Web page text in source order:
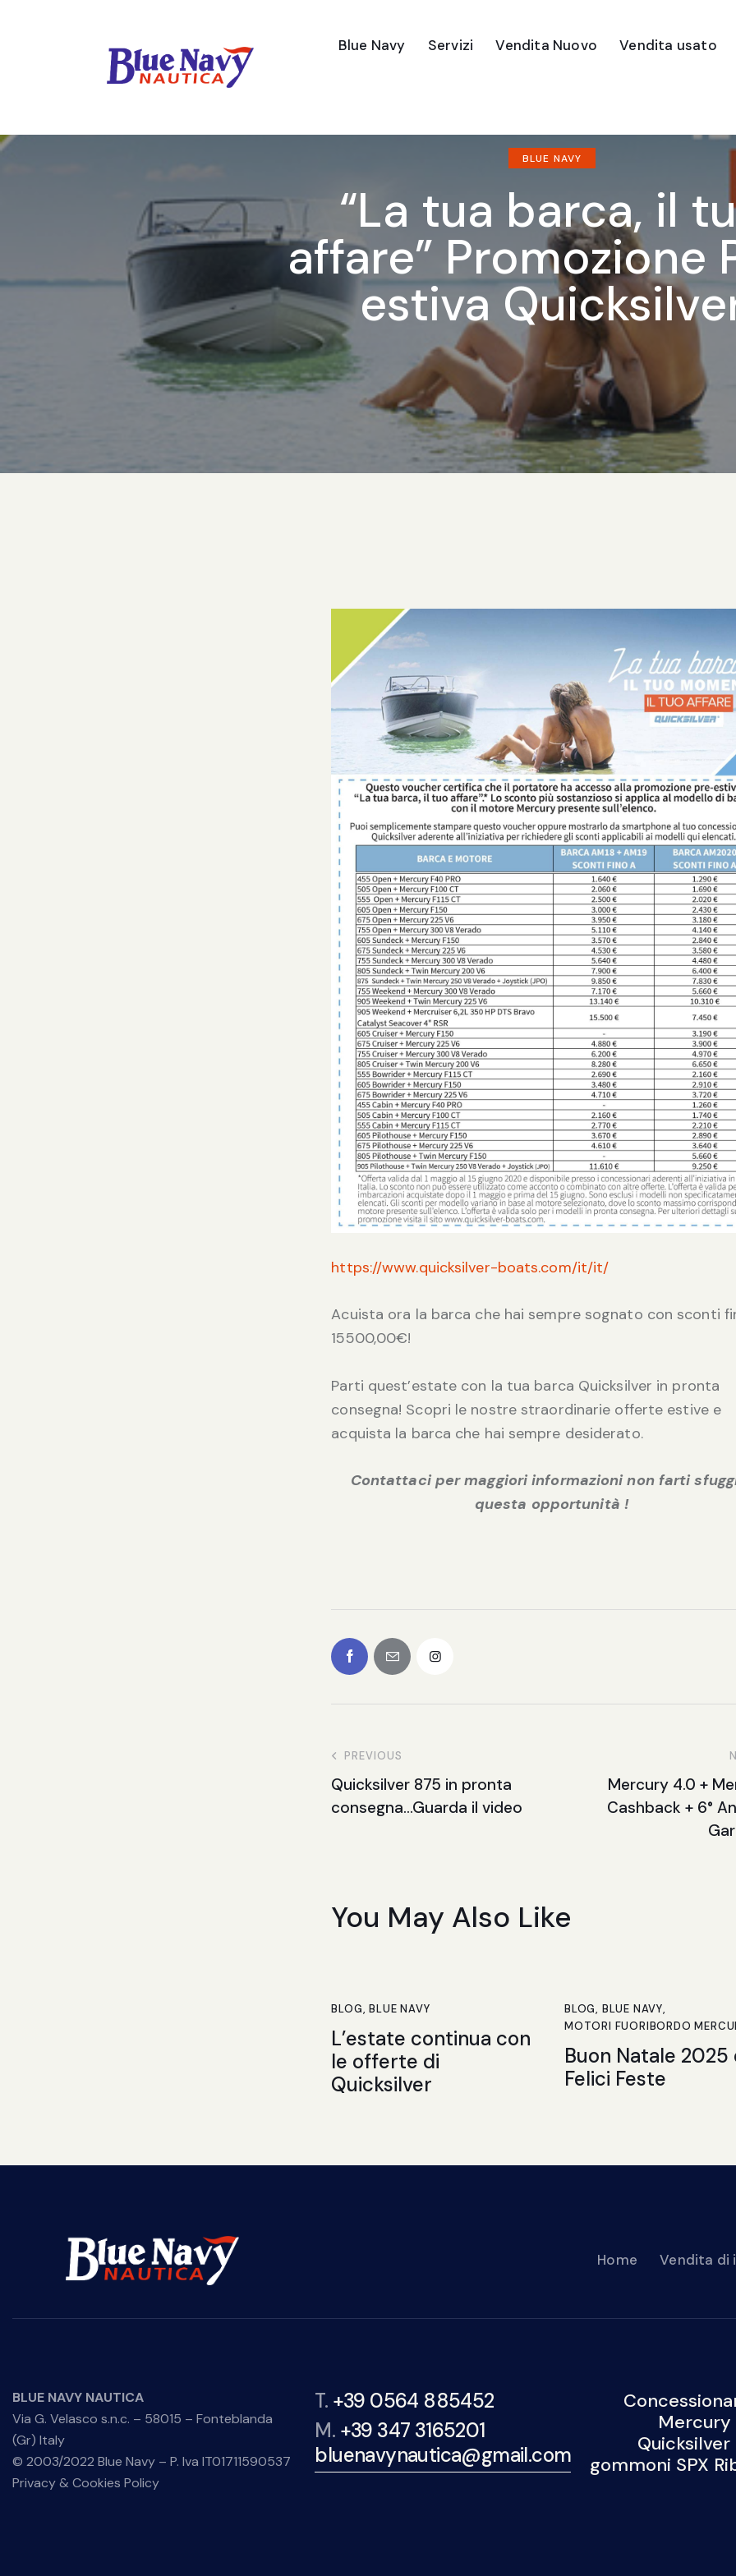
Blue Navy Servizi Vendita Nuovo Vendita usato
BLUE NAVY
“La tua barca, il
affare” Promozione
estiva
https://www.quicksilver-boats.com/it/it/
Acuista ora la barca che hai sempre sognato con sconti
15500,00€!
Parti quest’estate con la tua barca Quicksilver in pronta
consegna! Scopri le nostre straordinarie offerte estive e
acquista la barca che hai sempre desiderato.
Contattaci per maggiori informazioni non farti
questa opportunità !
PREVIOUS
Quicksilver 875 in pronta
consegna…Guarda il video
Mercury 4.0 +
Cashback + 6°
You May Also Like
BLOG,BLUE NAVY
L’estate continua con
le offerte di
Quicksilver
BLOG, BLUE NAVY,
MOTORI FUORIBORDO
Buon Natale 2025
Felici Feste
Home Vendita di
BLUE NAVY NAUTICA
Via G. Velasco s.n.c. – 58015 – Fonteblanda
(Gr) Italy
© 2003/2022 Blue Navy – P. Iva IT01711590537
Privacy & Cookies Policy
T. +39 0564 885452
M. +39 347 3165201
bluenavynautica@gmail.com
Mercury
gommoni SPX